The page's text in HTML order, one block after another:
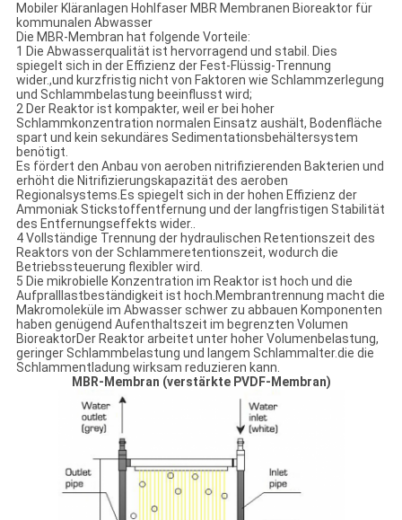
Mobiler Kläranlagen Hohlfaser MBR Membranen Bioreaktor für
kommunalen Abwasser
Die MBR-Membran hat folgende Vorteile:
1 Die Abwasserqualität ist hervorragend und stabil. Dies
spiegelt sich in der Effizienz der Fest-Flüssig-Trennung
wider.,und kurzfristig nicht von Faktoren wie Schlammzerlegung
und Schlammbelastung beeinflusst wird;
2 Der Reaktor ist kompakter, weil er bei hoher
Schlammkonzentration normalen Einsatz aushält, Bodenfläche
spart und kein sekundäres Sedimentationsbehältersystem
benötigt.
Es fördert den Anbau von aeroben nitrifizierenden Bakterien und
erhöht die Nitrifizierungskapazität des aeroben
Regionalsystems.Es spiegelt sich in der hohen Effizienz der
Ammoniak Stickstoffentfernung und der langfristigen Stabilität
des Entfernungseffekts wider..
4 Vollständige Trennung der hydraulischen Retentionszeit des
Reaktors von der Schlammeretentionszeit, wodurch die
Betriebssteuerung flexibler wird.
5 Die mikrobielle Konzentration im Reaktor ist hoch und die
Aufpralllastbeständigkeit ist hoch.Membrantrennung macht die
Makromoleküle im Abwasser schwer zu abbauen Komponenten
haben genügend Aufenthaltszeit im begrenzten Volumen
BioreaktorDer Reaktor arbeitet unter hoher Volumenbelastung,
geringer Schlammbelastung und langem Schlammalter.die die
Schlammentladung wirksam reduzieren kann.
MBR-Membran (verstärkte PVDF-Membran)